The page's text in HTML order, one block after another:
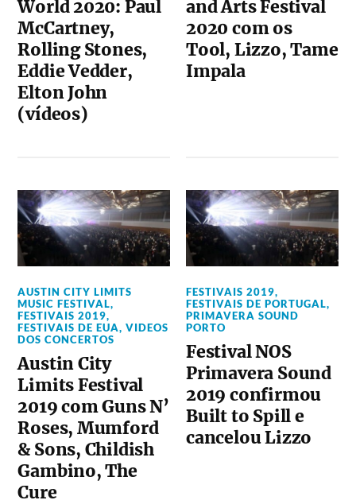
World 2020: Paul
McCartney,
Rolling Stones,
Eddie Vedder,
Elton John
(vídeos)
and Arts Festival
2020 com os
Tool, Lizzo, Tame
Impala
AUSTIN CITY LIMITS
MUSIC FESTIVAL,
FESTIVAIS 2019,
FESTIVAIS DE EUA,VIDEOS
DOS CONCERTOS
Austin City
Limits Festival
2019 com Guns N’
Roses, Mumford
& Sons, Childish
Gambino, The
Cure
FESTIVAIS 2019,
FESTIVAIS DE PORTUGAL,
PRIMAVERA SOUND
PORTO
Festival NOS
Primavera Sound
2019 confirmou
Built to Spill e
cancelou Lizzo